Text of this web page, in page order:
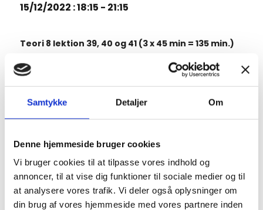
Samtykke Detaljer Om
Denne hjemmeside bruger cookies
Vi bruger cookies til at tilpasse vores indhold og
annoncer, til at vise dig funktioner til sociale medier og til
at analysere vores trafik. Vi deler også oplysninger om
din brug af vores hjemmeside med vores partnere inden
15/12/2022 : 18:15 - 21:15
Teori 8 lektion 39, 40 og 41 (3 x 45 min = 135 min.)
7.18 Standsning og parkering
7.19 Kørsel i mørke og lygtetændingstid i øvrigt
7.20 Kørsel i tunnel
Evaluerende teoriprøver